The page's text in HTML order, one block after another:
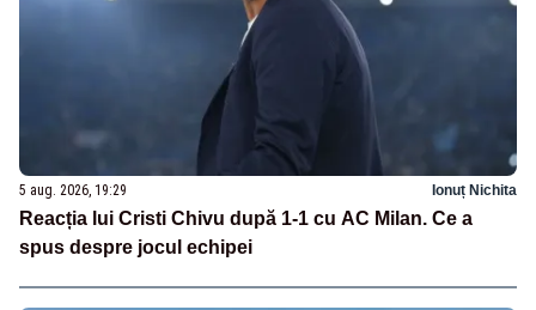
5 aug. 2026, 19:29 Ionuț Nichita
Reacția lui Cristi Chivu după 1-1 cu AC Milan. Ce a
spus despre jocul echipei